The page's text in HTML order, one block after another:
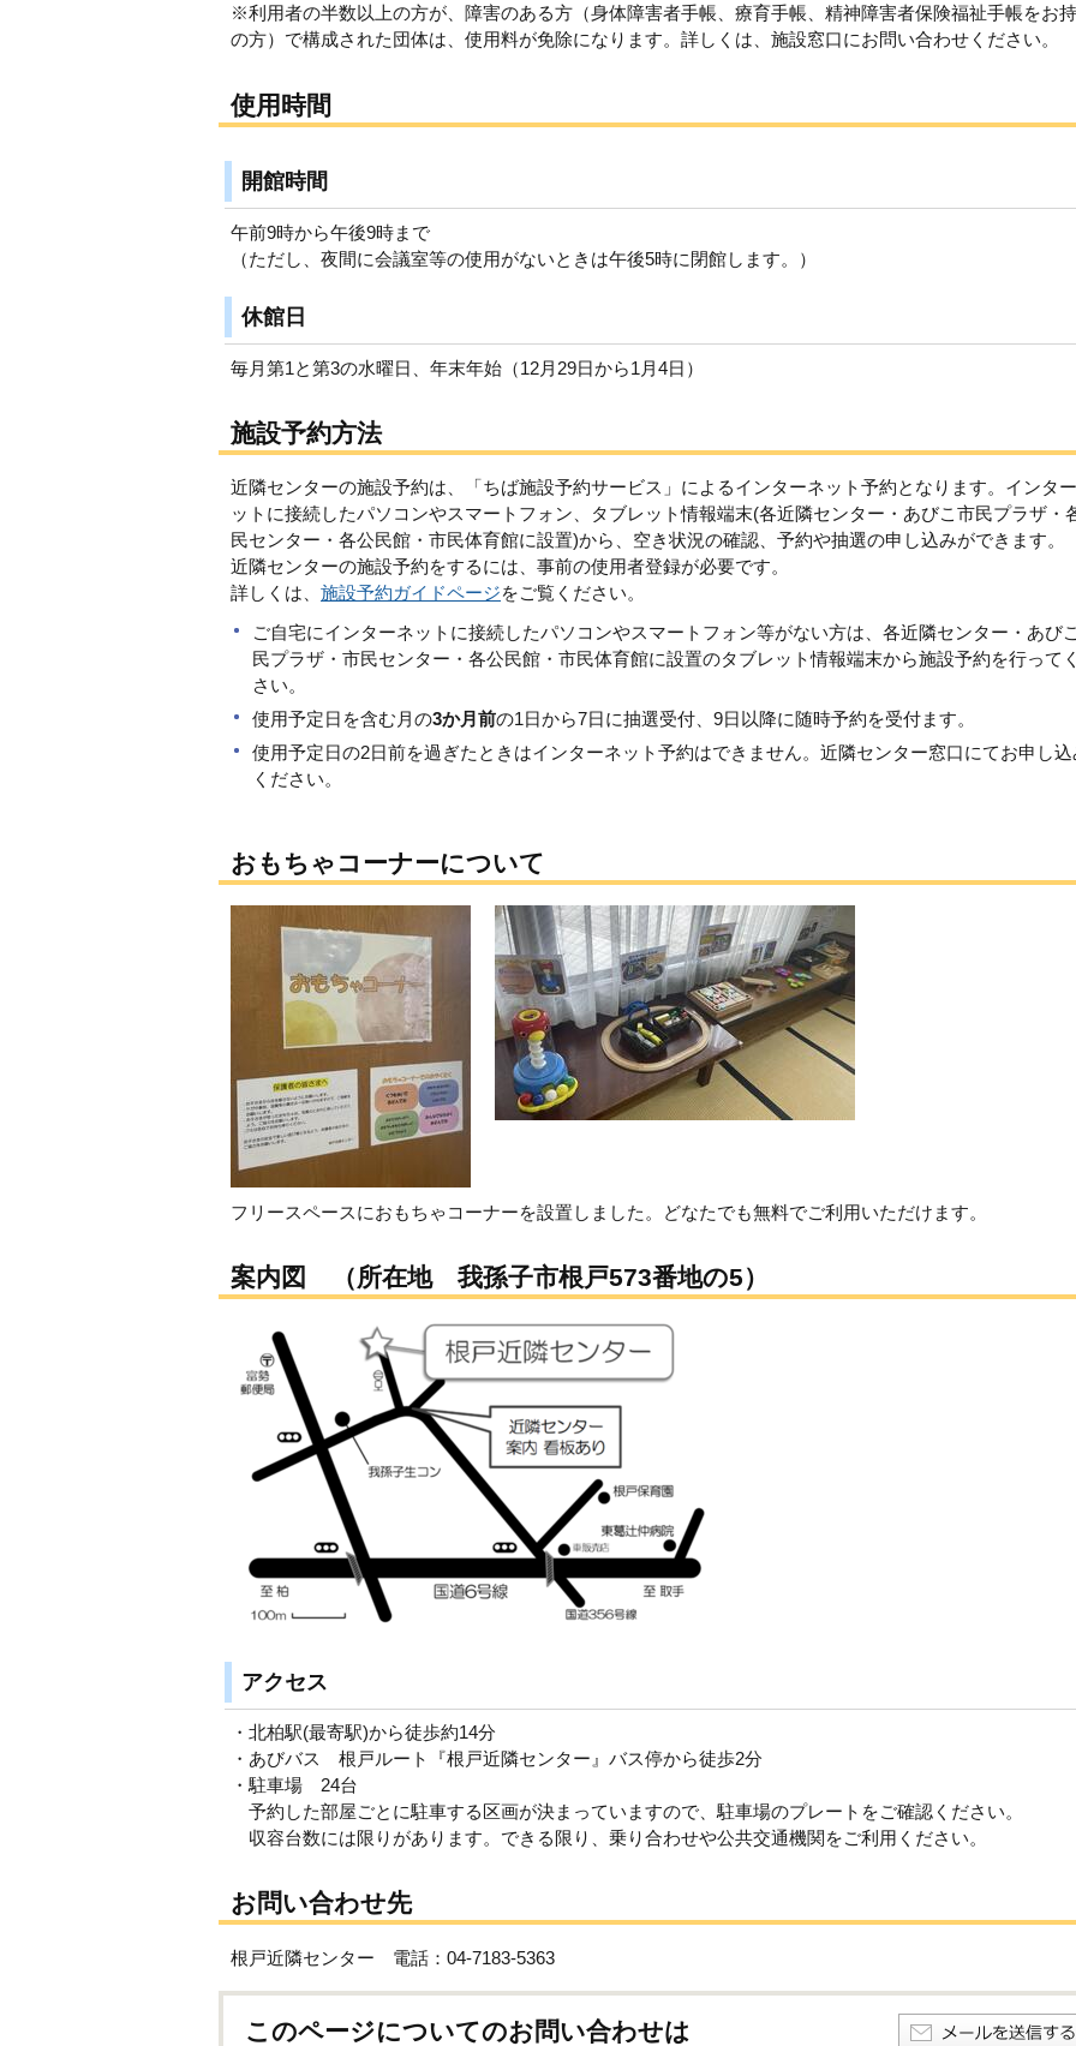
※利用者の半数以上の方が、障害のある方（身体障害者手帳、療育手帳、精神障害者保険福祉手帳をお
の方）で構成された団体は、使用料が免除になります。詳しくは、施設窓口にお問い合わせください。
使用時間
開館時間
午前9時から午後9時まで
（ただし、夜間に会議室等の使用がないときは午後5時に閉館します。）
休館日
毎月第1と第3の水曜日、年末年始（12月29日から1月4日）
施設予約方法
近隣センターの施設予約は、「ちば施設予約サービス」によるインターネット予約となります。インタ
ットに接続したパソコンやスマートフォン、タブレット情報端末(各近隣センター・あびこ市民プラザ・
民センター・各公民館・市民体育館に設置)から、空き状況の確認、予約や抽選の申し込みができます。
近隣センターの施設予約をするには、事前の使用者登録が必要です。
詳しくは、 施設予約ガイドページをご覧ください。
ご自宅にインターネットに接続したパソコンやスマートフォン等がない方は、各近隣センター・あび
民プラザ・市民センター・各公民館・市民体育館に設置のタブレット情報端末から施設予約を行って
さい。
使用予定日を含む月の3か月前の1日から7日に抽選受付、9日以降に随時予約を受付ます。
使用予定日の2日前を過ぎたときはインターネット予約はできません。近隣センター窓口にてお申し込
ください。
おもちゃコーナーについて
フリースペースにおもちゃコーナーを設置しました。どなたでも無料でご利用いただけます。
案内図 （所在地 我孫子市根戸573番地の5）
アクセス
・北柏駅(最寄駅)から徒歩約14分
・あびバス 根戸ルート『根戸近隣センター』バス停から徒歩2分
・駐車場 24台
予約した部屋ごとに駐車する区画が決まっていますので、駐車場のプレートをご確認ください。
収容台数には限りがあります。できる限り、乗り合わせや公共交通機関をご利用ください。
お問い合わせ先
根戸近隣センター 電話：04-7183-5363
このページについてのお問い合わせは